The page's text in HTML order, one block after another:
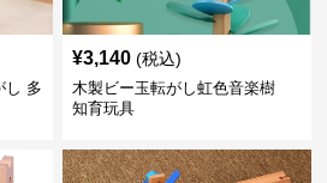
し 多
¥3,140 (税込)
木製ビー玉転がし虹色音楽樹
知育玩具